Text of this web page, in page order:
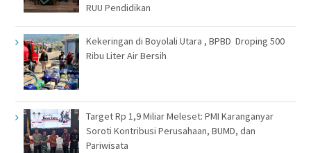
RUU Pendidikan
Kekeringan di Boyolali Utara , BPBD Droping 500
Ribu Liter Air Bersih
Target Rp 1,9 Miliar Meleset: PMI Karanganyar
Soroti Kontribusi Perusahaan, BUMD, dan
Pariwisata